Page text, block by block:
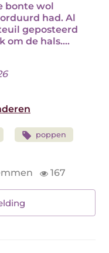
bonte wol
had. Al
geposteerd
om de hals....
poppen
167